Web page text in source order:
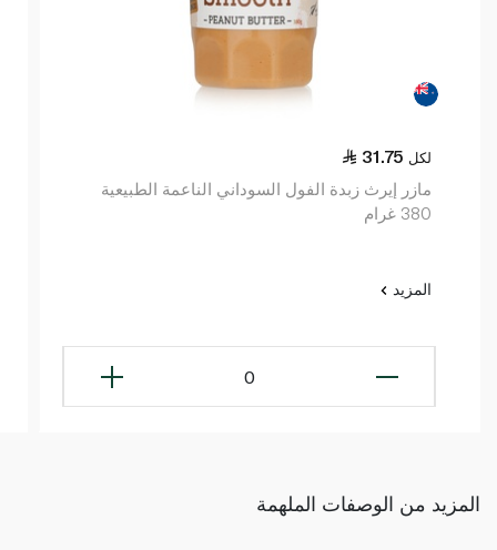
31.75 لكل
مازر إيرث زبدة الفول السوداني الناعمة الطبيعية
380 غرام
المزيد
0
المزيد من الوصفات الملهمة